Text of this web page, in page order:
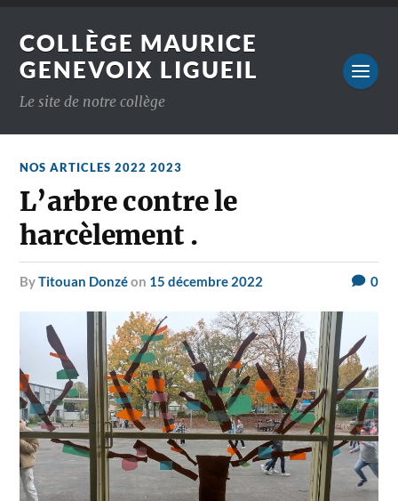
COLLÈGE MAURICE
GENEVOIX LIGUEIL
Le site de notre collège
NOS ARTICLES 2022 2023
L’arbre contre le
harcèlement .
byTitouan Donzéon 15 décembre 2022 0